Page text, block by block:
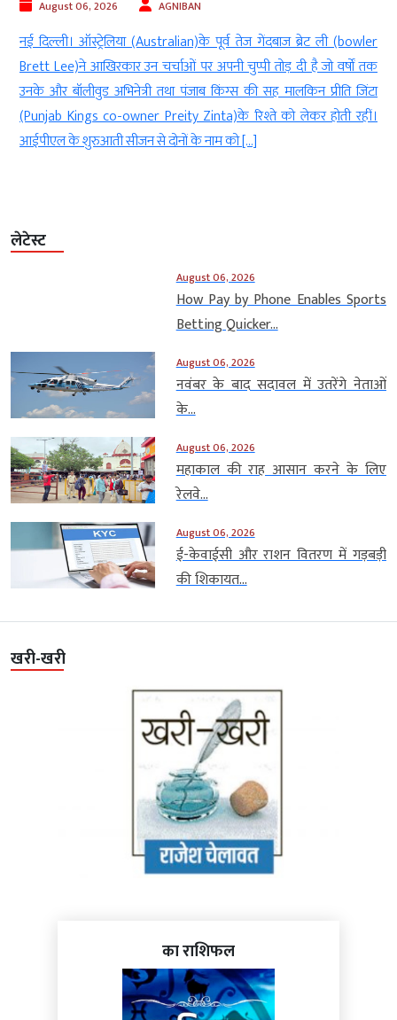
AGNIBAN
पूर्व तेज गेंदबाज ब्रेट ली (bowler
चर्चाओं पर अपनी चुप्पी तोड़ दी है जो वर्षों तक
तथा पंजाब किंग्स की सह मालकिन प्रीति जिंटा
Preity Zinta)के रिश्ते को लेकर होती रहीं।
से दोनों के नाम को […]
नई दिल्ली। पाकिस्तान
वर्ल्ड कप 2026 के लिए 20
है। यह टूर्नामेंट 15 से 30
खेला जाएगा। इस बड़े
टीम […]
लेटेस्ट
August 06, 2026
How Pay by Phone Enables Sports
Betting Quicker...
August 06, 2026
नवंबर के बाद सदावल में उतरेंगे नेताओं
के...
August 06, 2026
महाकाल की राह आसान करने के लिए
रेलवे...
August 06, 2026
ई-केवाईसी और राशन वितरण में गड़बड़ी
की शिकायत...
खरी-खरी
का राशिफल